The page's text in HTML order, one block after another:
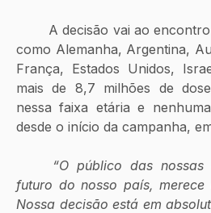
como Alemanha, Argentina,
França, Estados Unidos,
mais de 8,7 milhões de
nessa faixa etária e
desde o início da campanha,
“O público das
futuro do nosso país, merece
Nossa decisão está em